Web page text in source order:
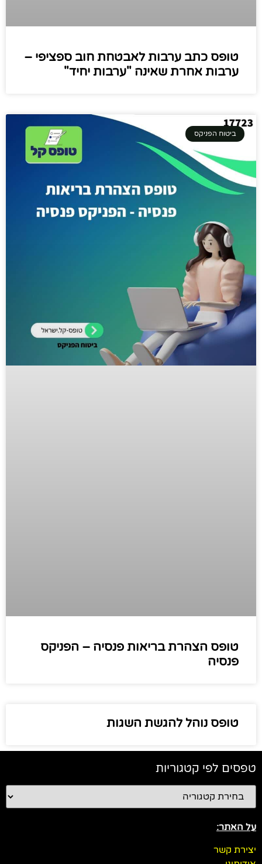
טופס כתב ערבות לאבטחת חוב ספציפי –
ערבות אחרת שאינה "ערבות יחיד"
ביטוח הפניקס
טופס הצהרת בריאות פנסיה – הפניקס
פנסיה
טופס נוהל להגשת השגות
טפסים לפי קטגוריות
על האתר:
יצירת קשר